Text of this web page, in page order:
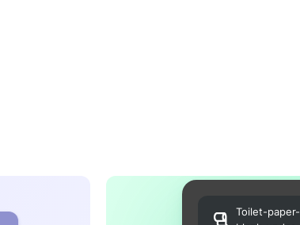
Toilet-paper-